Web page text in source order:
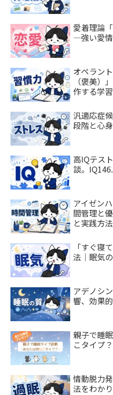
愛着理論
—強い愛
オペラン
（褒美）
作する学
汎適応症
段階と心
高IQテス
談。
アイゼン
間管理と
と実践方法
「すぐ寝
法｜眠気
アデノシ
響、効果
親子で睡
こタイプ
情動脱力
法をわか